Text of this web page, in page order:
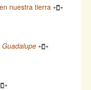
nuestra tierra